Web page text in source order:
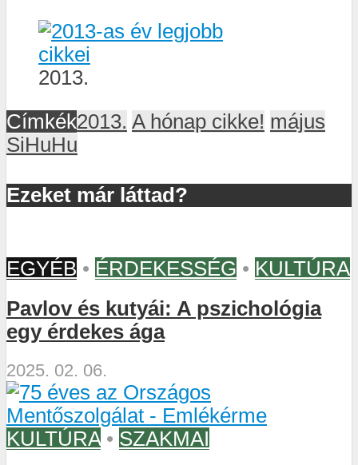
2013.
Címkék2013. A hónap cikke! május
SiHuHu
Ezeket már láttad?
EGYÉB • ÉRDEKESSÉG • KULTÚRA
Pavlov és kutyái: A pszichológia
egy érdekes ága
2025. 02. 06.
KULTÚRA • SZAKMAI